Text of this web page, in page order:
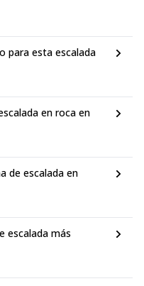
para esta escalada
en roca en
de escalada en
escalada más